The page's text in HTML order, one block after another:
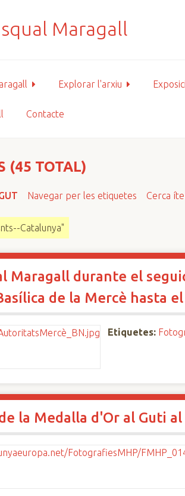
Explorar l'arxiu
Contacte
(45 TOTAL)
Navegar per les etiquetes Cerca
Catalunya"
Maragall durante el
de la Mercè hasta
Etiquetes:
la Medalla d'Or al Guti al